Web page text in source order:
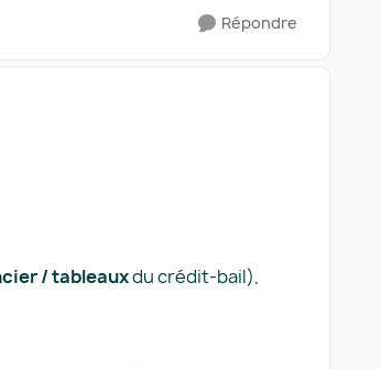
Répondre
/ tableauxdu crédit-bail),